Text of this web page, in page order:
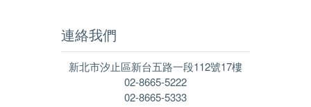
連絡我們
新北市汐止區新台五路一段112號17樓
02-8665-5222
02-8665-5333